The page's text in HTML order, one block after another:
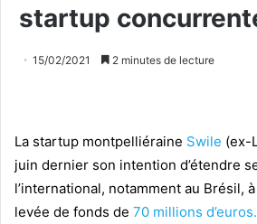
startup
15/02/2021 2 minutes de lecture
La startup montpelliéraine Swile (ex-
juin dernier son intention d’étendre
l’international, notamment au Brésil,
levée de fonds de 70 millions d’euros.